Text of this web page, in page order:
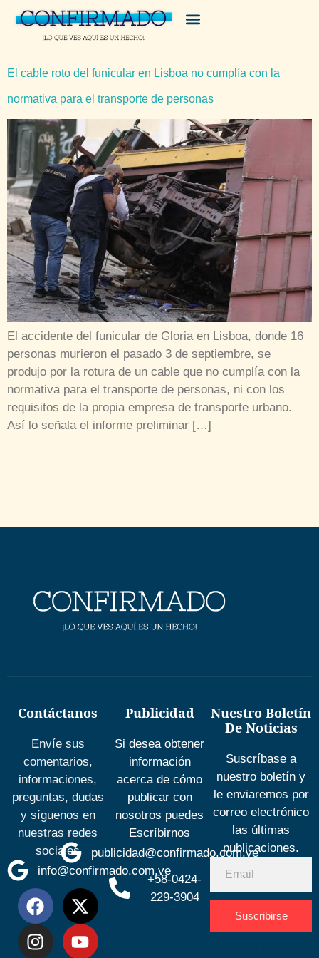
El cable roto del funicular en Lisboa no cumplía con la
normativa para el transporte de personas
El accidente del funicular de Gloria en Lisboa, donde 16
personas murieron el pasado 3 de septiembre, se
produjo por la rotura de un cable que no cumplía con la
normativa para el transporte de personas, ni con los
requisitos de la propia empresa de transporte urbano.
Así lo señala el informe preliminar […]
Contáctanos
Envíe sus
comentarios,
informaciones,
preguntas, dudas
y síguenos en
nuestras redes
sociales
info@confirmado.com.ve
Publicidad
Si desea obtener
información
acerca de cómo
publicar con
nosotros puedes
Escríbirnos
publicidad@confirmado.com.ve
+58-0424-
229-3904
Nuestro Boletín
De Noticias
Suscríbase a
nuestro boletín y
le enviaremos por
correo electrónico
las últimas
publicaciones.
Suscribirse